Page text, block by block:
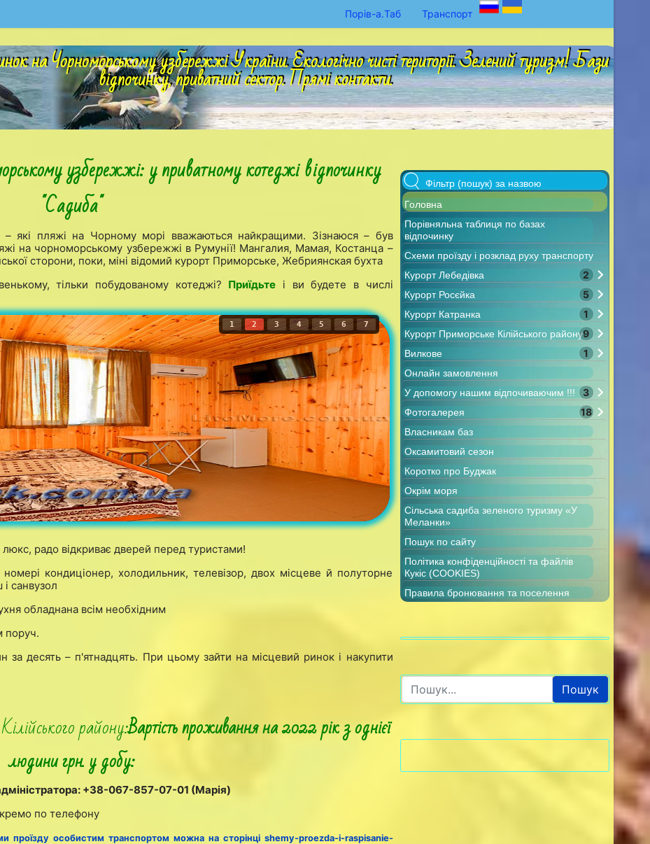
Порів-а.Таб Транспорт
на Чорноморському узбережжі України. Екологічно чисті території. Зелений туризм! Бази
відпочинку, приватний сектор. Прямі контакти.
узбережжі: у приватному котеджі відпочинку
"Садиба"
які пляжі на Чорному морі вважаються найкращими. Зізнаюся – був
на чорноморському узбережжі в Румунії! Мангалия, Мамая, Костанца –
сторони, поки, міні відомий курорт Приморське, Жебриянская бухта
тільки побудованому котеджі? Приїдьте і ви будете в числі
1 2 3 4 5 6 7
радо відкриває дверей перед туристами!
кондиціонер, холодильник, телевізор, двох місцеве й полуторне
санвузол
обладнана всім необхідним
поруч.
десять – п'ятнадцять. При цьому зайти на місцевий ринок і накупити
району:Вартість проживання на 2022 рік з однієї
людини грн. у добу:
+38-067-857-07-01 (Марія)
по телефону
проїзду особистим транспортом можна на сторінці shemy-proezda-i-raspisanie-
Головна
Порівняльна таблиця по базах
відпочинку
Схеми проїзду і розклад руху транспорту
Курорт Лебедівка
2
Курорт Росєйка 5
Курорт Катранка 1
Курорт Приморське Кілійського району9
Вилкове 1
Онлайн замовлення
У допомогу нашим відпочиваючим !!!
3
Фотогалерея 18
Власникам баз
Оксамитовий сезон
Коротко про Буджак
Окрім моря
Сільська садиба зеленого туризму «У
Меланки»
Пошук по сайту
Політика конфіденційності та файлів
Кукіс (COOKIES)
Правила бронювання та поселення
Пошук